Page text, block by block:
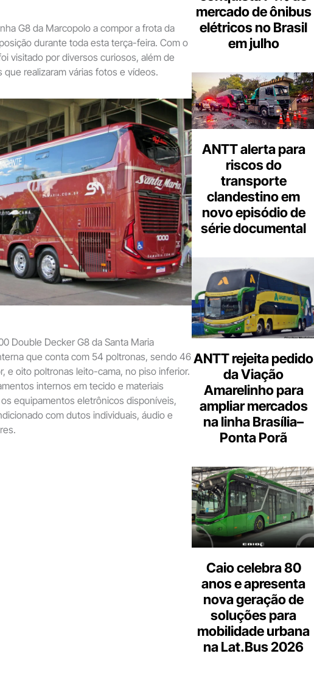
G8 da Marcopolo a compor a frota da
durante toda esta terça-feira. Com o
visitado por diversos curiosos, além de
realizaram várias fotos e vídeos.
Double Decker G8 da Santa Maria
que conta com 54 poltronas, sendo 46
e oito poltronas leito-cama, no piso inferior.
internos em tecido e materiais
equipamentos eletrônicos disponíveis,
com dutos individuais, áudio e
mercado de ônibus
elétricos no Brasil
em julho
ANTT alerta para
riscos do
transporte
clandestino em
novo episódio de
série documental
ANTT rejeita pedido
da Viação
Amarelinho para
ampliar mercados
na linha Brasília–
Ponta Porã
Caio celebra 80
anos e apresenta
nova geração de
soluções para
mobilidade urbana
na Lat.Bus 2026